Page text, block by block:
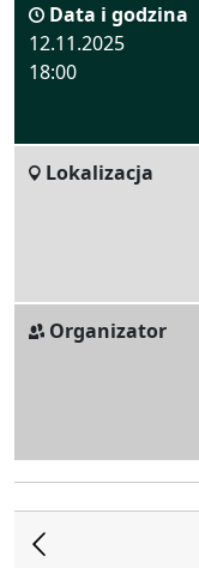
Data i godzina
12.11.2025
18:00
Lokalizacja
Organizator